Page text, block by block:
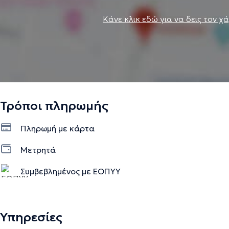
Κάνε κλικ εδώ για να δεις τον
Τρόποι πληρωμής
Πληρωμή με κάρτα
Μετρητά
Συμβεβλημένος με ΕΟΠΥΥ
Υπηρεσίες